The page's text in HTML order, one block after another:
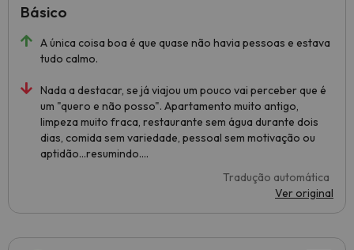
A única coisa boa é que quase não havia pessoas e estava
tudo calmo.
Nada a destacar, se já viajou um pouco vai perceber que é
um "quero e não posso". Apartamento muito antigo,
limpeza muito fraca, restaurante sem água durante dois
dias, comida sem variedade, pessoal sem motivação ou
aptidão...resumindo....
Tradução automática
Ver original
Básico